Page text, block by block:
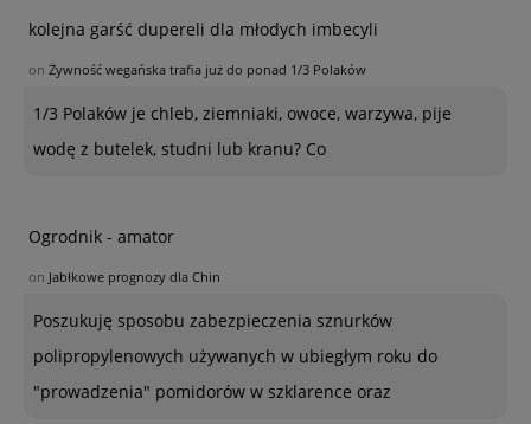
kolejna garść dupereli dla młodych imbecyli
on Żywność wegańska trafia już do ponad 1/3 Polaków
1/3 Polaków je chleb, ziemniaki, owoce, warzywa, pije
wodę z butelek, studni lub kranu? Co
Ogrodnik - amator
on Jabłkowe prognozy dla Chin
Poszukuję sposobu zabezpieczenia sznurków
polipropylenowych używanych w ubiegłym roku do
"prowadzenia" pomidorów w szklarence oraz